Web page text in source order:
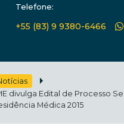
Telefone:
+55 (83) 9 9380-6466
divulga Edital de Processo
Médica 2015